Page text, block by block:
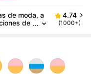
de moda, a
de
4.74
(1000+)